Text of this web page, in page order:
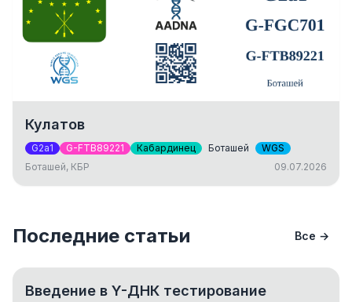
Кулатов
G2a1 G-FTB89221 Кабардинец Боташей
WGS
Боташей, КБР
09.07.2026
Последние статьи Все →
Введение в Y-ДНК тестирование